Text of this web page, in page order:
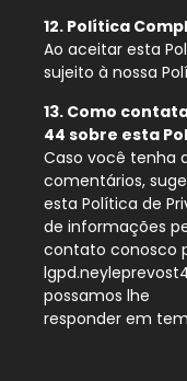
12. Política
Ao aceitar esta
sujeito à nossa
13. Como
44 sobre esta
Caso você tenha
comentários,
esta Política de
de informações
contato conosco
possamos lhe
responder em